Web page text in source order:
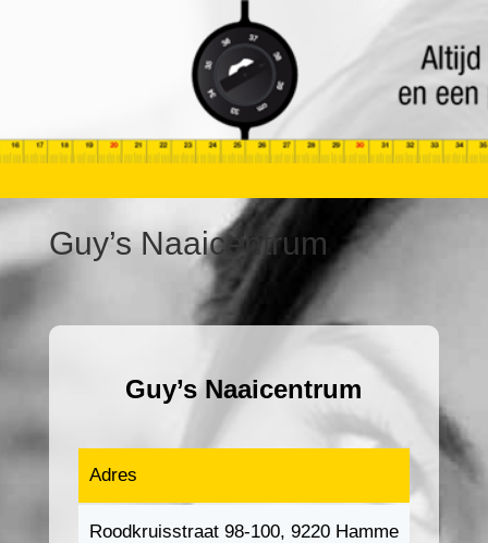
Guy’s Naaicentrum
Guy’s Naaicentrum
Adres
Roodkruisstraat 98-100, 9220 Hamme